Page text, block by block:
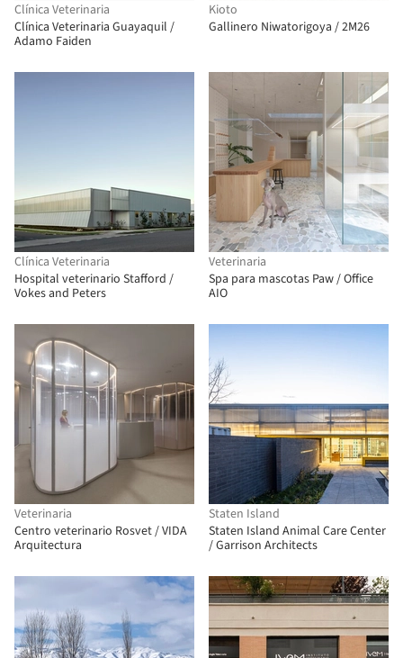
Clínica Veterinaria
Clínica Veterinaria Guayaquil /
Adamo Faiden
Kioto
Gallinero Niwatorigoya / 2M26
Clínica Veterinaria
Hospital veterinario Stafford /
Vokes and Peters
Veterinaria
Spa para mascotas Paw / Office
AIO
Veterinaria
Centro veterinario Rosvet / VIDA
Arquitectura
Staten Island
Staten Island Animal Care Center
/ Garrison Architects